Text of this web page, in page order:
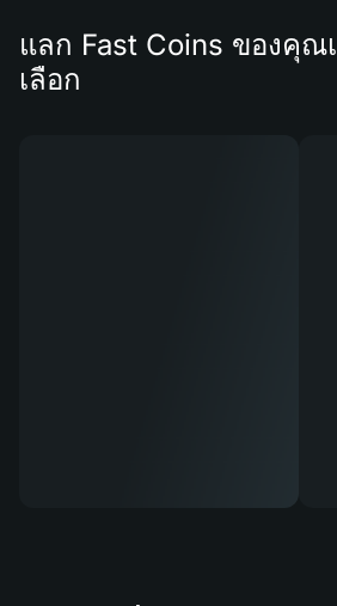
แลก Fast Coins ของคุณ
เลือก